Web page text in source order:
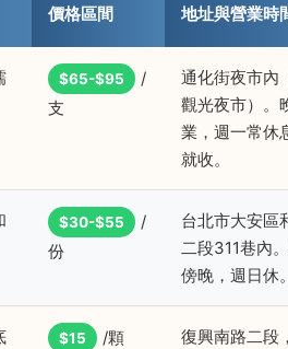
價格區間 地址與營業時
$65-$95
/
支
通化街夜市內
觀光夜市）。
業，週一常休
就收。
$30-$55
/
份
台北市大安區
二段311巷內
傍晚，週日休。
$15 /顆
復興南路二段